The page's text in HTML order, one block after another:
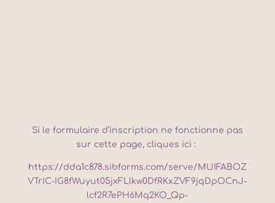
Si le formulaire d’inscription ne fonctionne pas
sur cette page, cliques ici :
https://dda1c878.sibforms.com/serve/MUIFABOZ
VTrIC-IG8fWuyut05jxFLlkw0DfRKxZVF9jqDpOCnJ-
lcf2R7ePH6Mq2KO_Qp-